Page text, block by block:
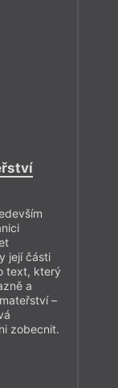
její části
text, který
a
–
zobecnit.